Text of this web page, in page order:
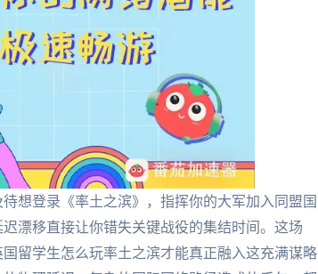
想登录《率土之滨》，指挥你的大军加入同盟国
漂移直接让你错失关键战役的集结时间。这场
留学生怎么玩率土之滨才能真正融入这充满谋略